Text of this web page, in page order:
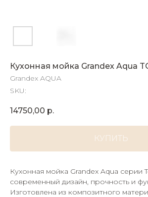
Кухонная мойка Grandex Aqua
Grandex AQUA
SKU:
14750,00 р.
КУПИТЬ
Кухонная мойка Grandex Aqua серии
современный дизайн, прочность и
Изготовлена из композитного